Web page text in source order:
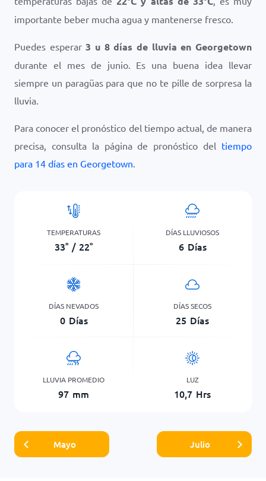
importante beber mucha agua y mantenerse fresco.
Puedes esperar3 u 8 días de lluvia en Georgetown
durante el mes de junio. Es una buena idea llevar
siempre un paragüas para que no te pille de sorpresa la
lluvia.
Para conocer el pronóstico del tiempo actual, de manera
precisa, consulta la página de pronóstico del tiempo
para 14 días en Georgetown.
TEMPERATURAS
33° / 22°
DÍAS LLUVIOSOS
6 Días
DÍAS NEVADOS
0 Días
DÍAS SECOS
25 Días
LLUVIA PROMEDIO
97 mm
LUZ
10,7 Hrs
Mayo Julio